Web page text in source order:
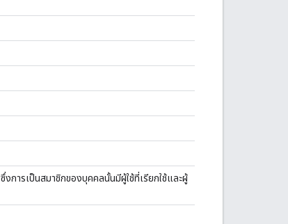
ซึ่งการเป็นสมาชิกของบุคคลนั้นมีผู้ใช้ที่เรียกใช้และผู้